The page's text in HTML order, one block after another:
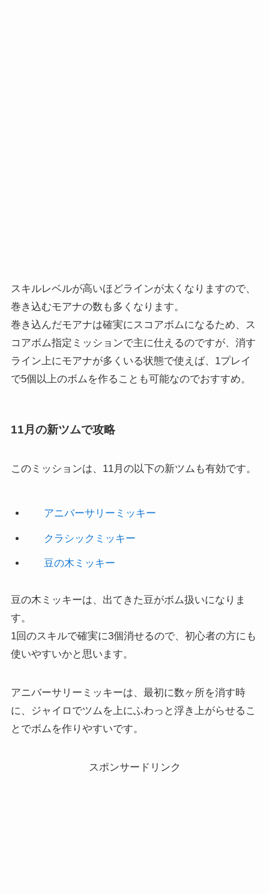
スキルレベルが高いほどラインが太くなりますので、
巻き込むモアナの数も多くなります。
巻き込んだモアナは確実にスコアボムになるため、ス
コアボム指定ミッションで主に仕えるのですが、消す
ライン上にモアナが多くいる状態で使えば、1プレイ
で5個以上のボムを作ることも可能なのでおすすめ。
11月の新ツムで攻略
このミッションは、11月の以下の新ツムも有効です。
アニバーサリーミッキー
豆の木ミッキー
す。
1回のスキルで確実に3個消せるので、初心者の方にも
使いやすいかと思います。
に、ジャイロでツムを上にふわっと浮き上がらせるこ
とでボムを作りやすいです。